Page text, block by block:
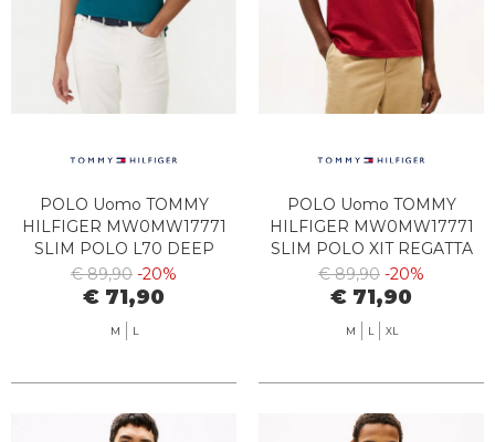
POLO Uomo TOMMY
HILFIGER MW0MW17771
SLIM POLO L70 DEEP
OCEAN
€ 89,90 -20%
€ 71,90
M L
POLO Uomo TOMMY
HILFIGER MW0MW17771
SLIM POLO XIT REGATTA
RED
€ 89,90 -20%
€ 71,90
M L XL